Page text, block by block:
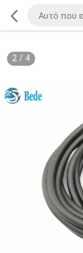
2/ 4